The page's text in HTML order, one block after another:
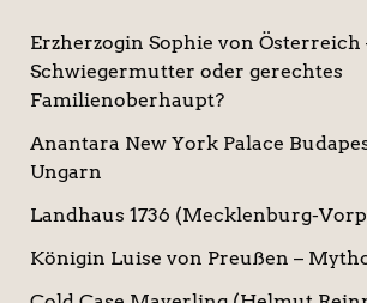
Erzherzogin Sophie von Österreich
Schwiegermutter oder gerechtes
Familienoberhaupt?
Anantara New York Palace
Ungarn
Landhaus 1736 (Mecklenburg-
Königin Luise von Preußen –